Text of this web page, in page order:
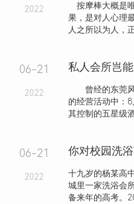
2022
按摩棒大概是
果，是对人心
人之所以为人
06-21
2022
私人会所岂
曾经的东莞风
的经营活动中：
其控制的五星级
06-21
2022
你对校园洗
十九岁的杨某高
城里一家洗浴会
备来年的高考。